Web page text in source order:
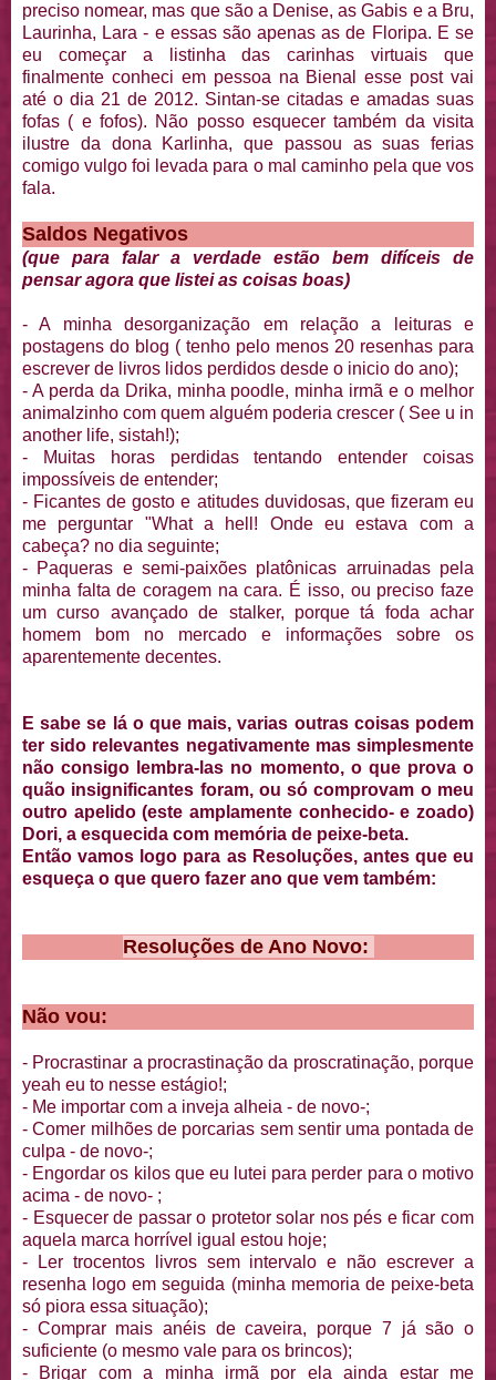
preciso nomear, mas que são a Denise, as Gabis e a Bru,
Laurinha, Lara - e essas são apenas as de Floripa. E se
eu começar a listinha das carinhas virtuais que
finalmente conheci em pessoa na Bienal esse post vai
até o dia 21 de 2012. Sintan-se citadas e amadas suas
fofas ( e fofos). Não posso esquecer também da visita
ilustre da dona Karlinha, que passou as suas ferias
comigo vulgo foi levada para o mal caminho pela que vos
fala.
Saldos Negativos
(que para falar a verdade estão bem difíceis de
pensar agora que listei as coisas boas)
- A minha desorganização em relação a leituras e
postagens do blog ( tenho pelo menos 20 resenhas para
escrever de livros lidos perdidos desde o inicio do ano);
- A perda da Drika, minha poodle, minha irmã e o melhor
animalzinho com quem alguém poderia crescer ( See u in
another life, sistah!);
- Muitas horas perdidas tentando entender coisas
impossíveis de entender;
- Ficantes de gosto e atitudes duvidosas, que fizeram eu
me perguntar "What a hell! Onde eu estava com a
cabeça? no dia seguinte;
- Paqueras e semi-paixões platônicas arruinadas pela
minha falta de coragem na cara. É isso, ou preciso faze
um curso avançado de stalker, porque tá foda achar
homem bom no mercado e informações sobre os
aparentemente decentes.
E sabe se lá o que mais, varias outras coisas podem
ter sido relevantes negativamente mas simplesmente
não consigo lembra-las no momento, o que prova o
quão insignificantes foram, ou só comprovam o meu
outro apelido (este amplamente conhecido- e zoado)
Dori, a esquecida com memória de peixe-beta.
Então vamos logo para as Resoluções, antes que eu
esqueça o que quero fazer ano que vem também:
Resoluções de Ano Novo:
Não vou:
- Procrastinar a procrastinação da proscratinação, porque
yeah eu to nesse estágio!;
- Me importar com a inveja alheia - de novo-;
- Comer milhões de porcarias sem sentir uma pontada de
culpa - de novo-;
- Engordar os kilos que eu lutei para perder para o motivo
acima - de novo- ;
- Esquecer de passar o protetor solar nos pés e ficar com
aquela marca horrível igual estou hoje;
- Ler trocentos livros sem intervalo e não escrever a
resenha logo em seguida (minha memoria de peixe-beta
só piora essa situação);
- Comprar mais anéis de caveira, porque 7 já são o
suficiente (o mesmo vale para os brincos);
- Brigar com a minha irmã por ela ainda estar me